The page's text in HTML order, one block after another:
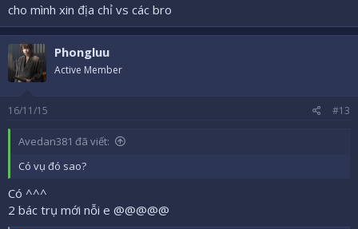
cho mình xin địa chỉ vs các bro
Phongluu
Active Member
16/11/15 #13
Avedan381 đã viết:
Có vụ đó sao?
Có ^^^
2 bác trụ mới nỗi e @@@@@